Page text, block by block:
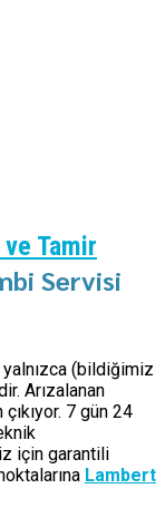
Tamir
Servisi
yalnızca (bildiğimiz
Arızalanan
7 gün 24
için garantili
Lambert